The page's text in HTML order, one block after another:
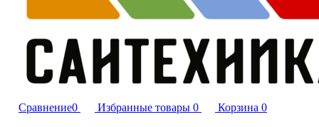
Сравнение0 Избранные товары 0 Корзина 0